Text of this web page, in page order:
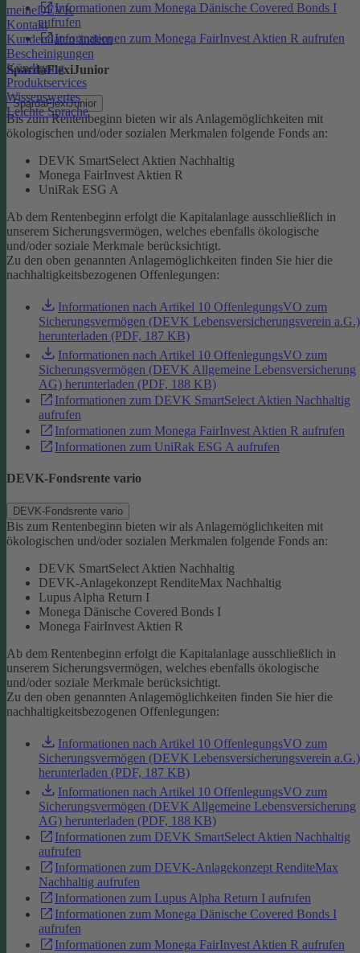
meineDEVK
Kontakt
Kundendaten ändern
Bescheinigungen
Kündigung
Produktservices
Wissenswertes
Leichte Sprache
Informationen zum Monega Dänische Covered Bonds I
aufrufen
Informationen zum Monega FairInvest Aktien R aufrufen
SpardaFlexiJunior
SpardaFlexiJunior
Bis zum Rentenbeginn bieten wir als Anlagemöglichkeiten mit
ökologischen und/oder sozialen Merkmalen folgende Fonds an:
DEVK SmartSelect Aktien Nachhaltig
Monega FairInvest Aktien R
UniRak ESG A
Ab dem Rentenbeginn erfolgt die Kapitalanlage ausschließlich in
unserem Sicherungsvermögen, welches ebenfalls ökologische
und/oder soziale Merkmale berücksichtigt.
Zu den oben genannten Anlagemöglichkeiten finden Sie hier die
nachhaltigkeitsbezogenen Offenlegungen:
Informationen nach Artikel 10 OffenlegungsVO zum
Sicherungsvermögen (DEVK Lebensversicherungsverein a.G.)
herunterladen (PDF, 187 KB)
Informationen nach Artikel 10 OffenlegungsVO zum
Sicherungsvermögen (DEVK Allgemeine Lebensversicherung
AG) herunterladen (PDF, 188 KB)
Informationen zum DEVK SmartSelect Aktien Nachhaltig
aufrufen
Informationen zum Monega FairInvest Aktien R aufrufen
Informationen zum UniRak ESG A aufrufen
DEVK-Fondsrente vario
DEVK-Fondsrente vario
Bis zum Rentenbeginn bieten wir als Anlagemöglichkeiten mit
ökologischen und/oder sozialen Merkmalen folgende Fonds an:
DEVK SmartSelect Aktien Nachhaltig
DEVK-Anlagekonzept RenditeMax Nachhaltig
Lupus Alpha Return I
Monega Dänische Covered Bonds I
Monega FairInvest Aktien R
Ab dem Rentenbeginn erfolgt die Kapitalanlage ausschließlich in
unserem Sicherungsvermögen, welches ebenfalls ökologische
und/oder soziale Merkmale berücksichtigt.
Zu den oben genannten Anlagemöglichkeiten finden Sie hier die
nachhaltigkeitsbezogenen Offenlegungen:
Informationen nach Artikel 10 OffenlegungsVO zum
Sicherungsvermögen (DEVK Lebensversicherungsverein a.G.)
herunterladen (PDF, 187 KB)
Informationen nach Artikel 10 OffenlegungsVO zum
Sicherungsvermögen (DEVK Allgemeine Lebensversicherung
AG) herunterladen (PDF, 188 KB)
Informationen zum DEVK SmartSelect Aktien Nachhaltig
aufrufen
Informationen zum DEVK-Anlagekonzept RenditeMax
Nachhaltig aufrufen
Informationen zum Lupus Alpha Return I aufrufen
Informationen zum Monega Dänische Covered Bonds I
aufrufen
Informationen zum Monega FairInvest Aktien R aufrufen